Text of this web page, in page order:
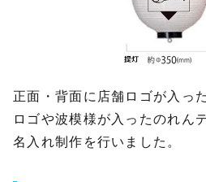
正面・背面に店舗ロゴが入っ
ロゴや波模様が入ったのれん
名入れ制作を行いました。